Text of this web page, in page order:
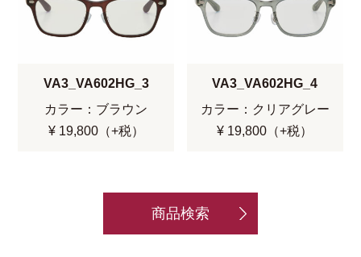
VA3_VA602HG_3
カラー：ブラウン
¥ 19,800（+税）
VA3_VA602HG_4
カラー：クリアグレー
¥ 19,800（+税）
商品検索